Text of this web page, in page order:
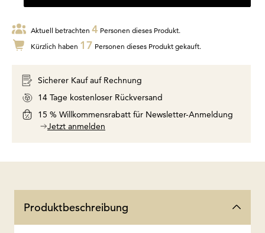
Aktuell betrachten 4 Personen dieses Produkt.
Kürzlich haben 17 Personen dieses Produkt gekauft.
Sicherer Kauf auf Rechnung
14 Tage kostenloser Rückversand
15 % Willkommensrabatt für Newsletter-Anmeldung
Jetzt anmelden
Produktbeschreibung